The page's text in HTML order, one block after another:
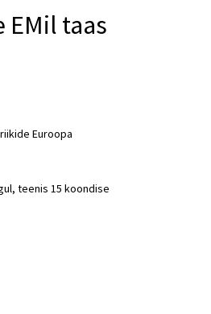
EMil taas
Euroopa
teenis 15 koondise